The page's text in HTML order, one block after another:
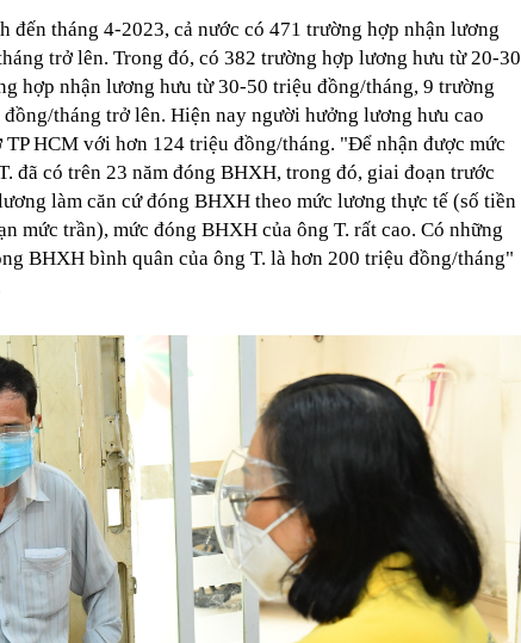
đến tháng 4-2023, cả nước có 471 trường hợp nhận lương
trở lên. Trong đó, có 382 trường hợp lương hưu từ 20-30
hợp nhận lương hưu từ 30-50 triệu đồng/tháng, 9 trường
tháng trở lên. Hiện nay người hưởng lương hưu cao
TP HCM với hơn 124 triệu đồng/tháng. "Để nhận được mức
đã có trên 23 năm đóng BHXH, trong đó, giai đoạn trước
làm căn cứ đóng BHXH theo mức lương thực tế (số tiền
mức trần), mức đóng BHXH của ông T. rất cao. Có những
BHXH bình quân của ông T. là hơn 200 triệu đồng/tháng"